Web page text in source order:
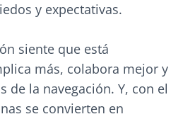
y expectativas.
siente que está
más, colabora mejor y
de la navegación. Y, con el
se convierten en